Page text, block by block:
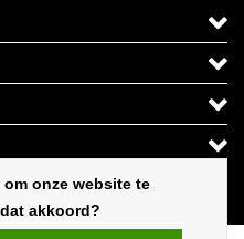
onze website te
akkoord?